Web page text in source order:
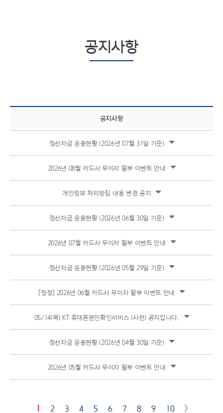
공지사항
공지사항
정산자금 운용현황 (2026년 07월 31일 기준)
2026년 08월 카드사 무이자 할부 이벤트 안내
개인정보 처리방침 내용 변경 공지
정산자금 운용현황 (2026년 06월 30일 기준)
2026년 07월 카드사 무이자 할부 이벤트 안내
정산자금 운용현황 (2026년 05월 29일 기준)
[정정] 2026년 06월 카드사 무이자 할부 이벤트 안내
05/14(목) KT 휴대폰본인확인서비스 (사전) 공지입니다.
정산자금 운용현황 (2026년 04월 30일 기준)
2026년 05월 카드사 무이자 할부 이벤트 안내
1 2 3 4 5 6 7 8 9 10